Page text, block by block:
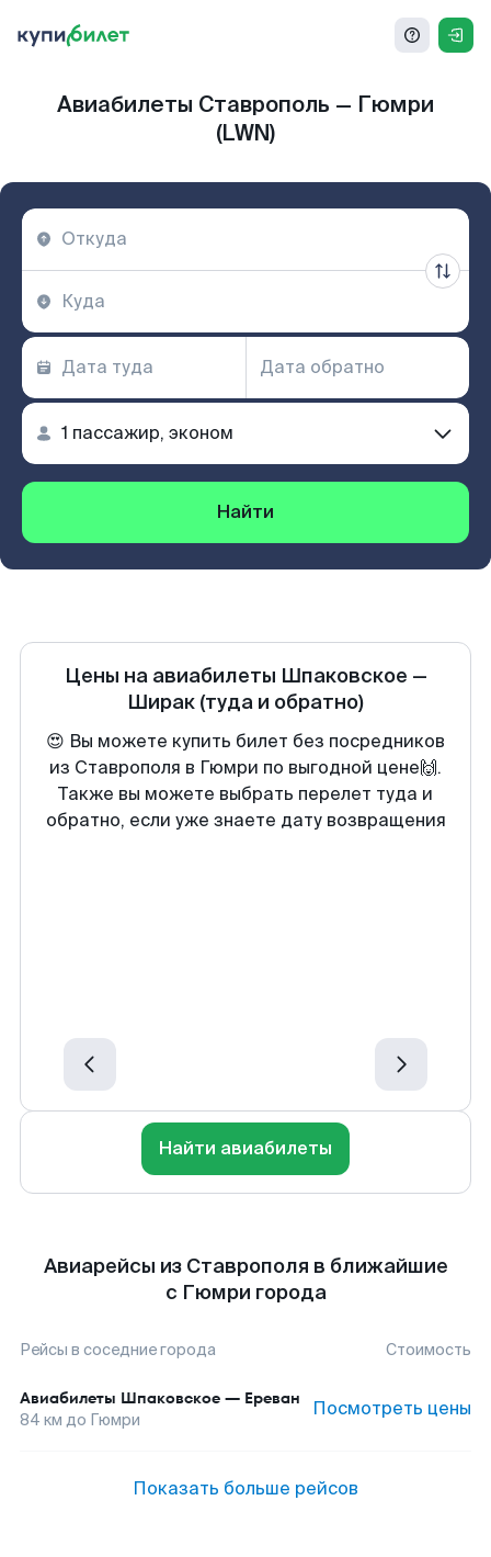
Авиабилеты Ставрополь — Гюмри
(LWN)
Найти
Цены на авиабилеты Шпаковское —
Ширак (туда и обратно)
😍 Вы можете купить билет без посредников
из Ставрополя в Гюмри по выгодной цене🙌.
Также вы можете выбрать перелет туда и
обратно, если уже знаете дату возвращения
Найти авиабилеты
Авиарейсы из Ставрополя в ближайшие
с Гюмри города
Рейсы в соседние города Стоимость
Авиабилеты Шпаковское — Ереван
84 км до Гюмри Посмотреть цены
Показать больше рейсов